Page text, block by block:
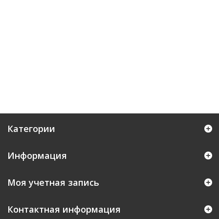
Категории
Информация
Моя учетная запись
Контактная информация